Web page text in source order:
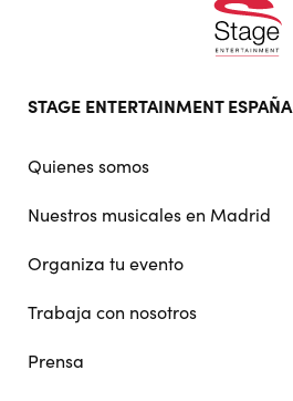
STAGE ENTERTAINMENT ESPAÑA
Quienes somos
Nuestros musicales en Madrid
Organiza tu evento
Trabaja con nosotros
Prensa